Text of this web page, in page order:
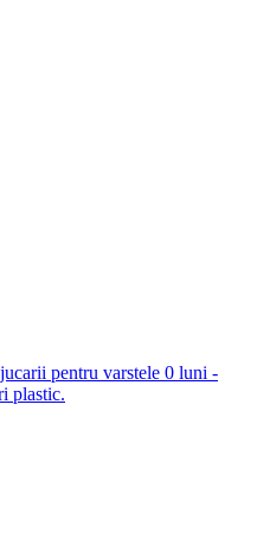
pentru varstele 0 luni -
plastic.